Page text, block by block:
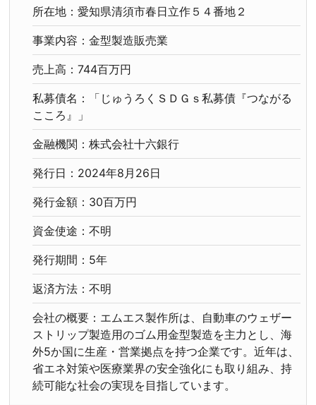
所在地：愛知県清須市春日立作５４番地２
事業内容：金型製造販売業
売上高：744百万円
私募債名：「じゅうろくＳＤＧｓ私募債『つながる
こころ』」
金融機関：株式会社十六銀行
発行日：2024年8月26日
発行金額：30百万円
資金使途：不明
発行期間：5年
返済方法：不明
会社の概要：エムエス製作所は、自動車のウェザー
ストリップ製造用のゴム用金型製造を主力とし、海
外5か国に生産・営業拠点を持つ企業です。近年は、
省エネ対策や医療業界の安全強化にも取り組み、持
続可能な社会の実現を目指しています。